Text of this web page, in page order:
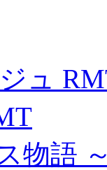
ュ
物語